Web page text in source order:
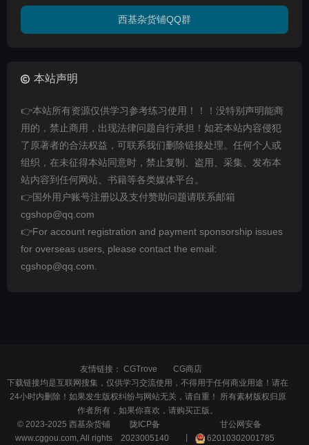
西基杂货铺QQ群
本站声明
👉本站所有资源仅供学习参考练习使用！！！没特别声明能商
用的，禁止商用，出现法律问题自行承担！如若本站内容侵犯
了原著者的合法权益，可联系我们删除链接处理。任何个人或
组织，在未征得本站同意时，禁止复制、盗用、采集、发布本
站内容到任何网站、书籍等各类媒体平台。
👉国外用户账号注册以及支付赞助问题请联系邮箱
cgshop@qq.com
👉For account registration and payment sponsorship issues
for overseas users, please contact the email:
cgshop@qq.com.
友情链接： CGTrove
CG商店
下载链接均是互联网搜集，仅供学习交流使用，不得用于任何商业用途！请在
24小时内删除！如果发生版权纠纷与网站无关，请自重！ 所有素材版权归原
作者所有，如果你喜欢，请购买正版。
© 2023-2025 西基杂货铺
www.cggou.com, All rights
陇ICP备
2023005140
甘公网安备
62010302001785